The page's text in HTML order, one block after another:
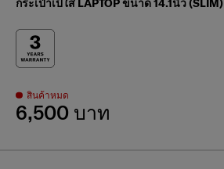
กระเป๋าเป้ใส่ LAPTOP ขนาด 14.1นิ้ว (SLIM)
สินค้าหมด
6,500 บาท